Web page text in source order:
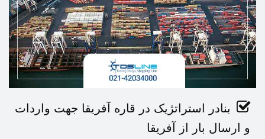
بنادر استراتژیک در قاره آفریقا جهت واردات
و ارسال بار از آفریقا